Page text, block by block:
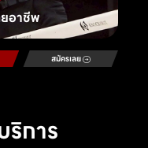
อาชีพ
สมัครเลย
ริการ